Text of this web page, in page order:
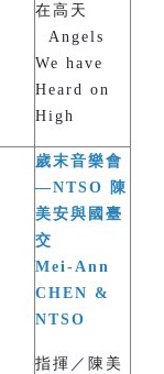
在高天
Angels
We have
Heard on
High
歲末音樂會
—NTSO 陳
美安與國臺
交
Mei-Ann
CHEN &
NTSO
指揮／陳美